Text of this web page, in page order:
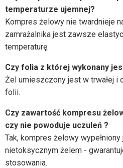
temperaturze ujemnej?
Kompres żelowy nie twardnieje
zamrażalnika jest zawsze
temperaturę.
Czy folia z której wykonany
Żel umieszczony jest w trwałej i
folii.
Czy zawartość kompresu
czy nie powoduje uczuleń ?
Tak, kompres żelowy
nietoksycznym żelem -
stosowania.